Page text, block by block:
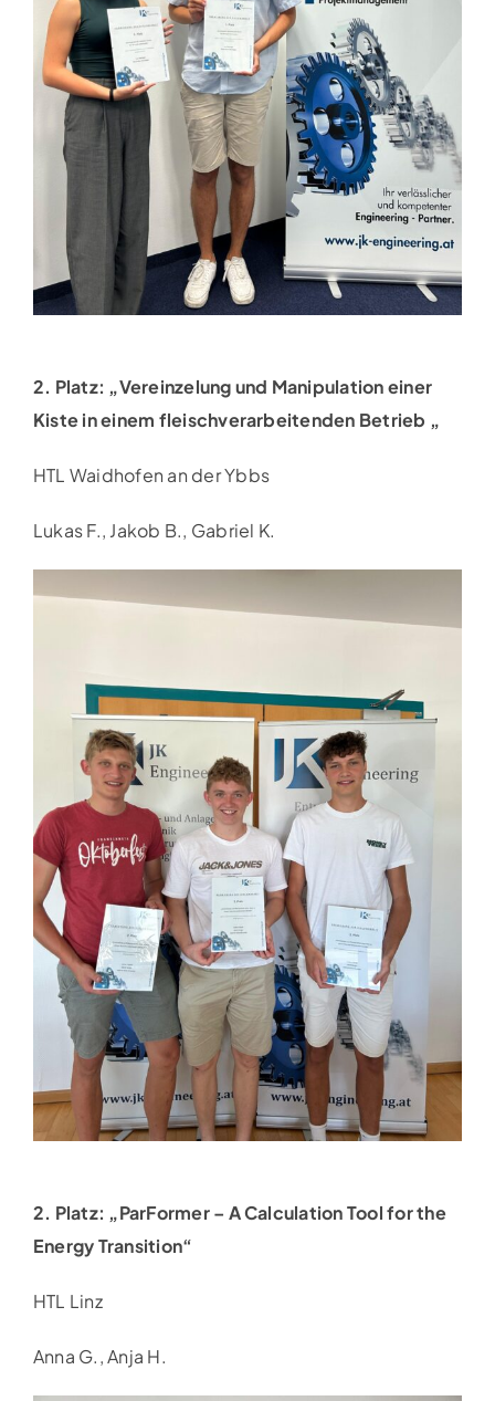
2. Platz: „Vereinzelung und Manipulation einer
Kiste ineinem fleischverarbeitenden Betrieb „
HTL Waidhofen an der Ybbs
Lukas F., Jakob B., Gabriel K.
2. Platz: „ParFormer – A Calculation Tool for the
Energy Transition“
HTL Linz
Anna G., Anja H.